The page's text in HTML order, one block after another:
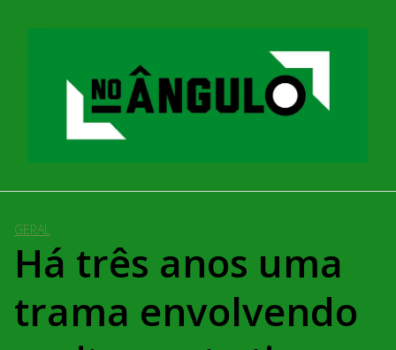
GERAL
Há três anos uma
trama envolvendo